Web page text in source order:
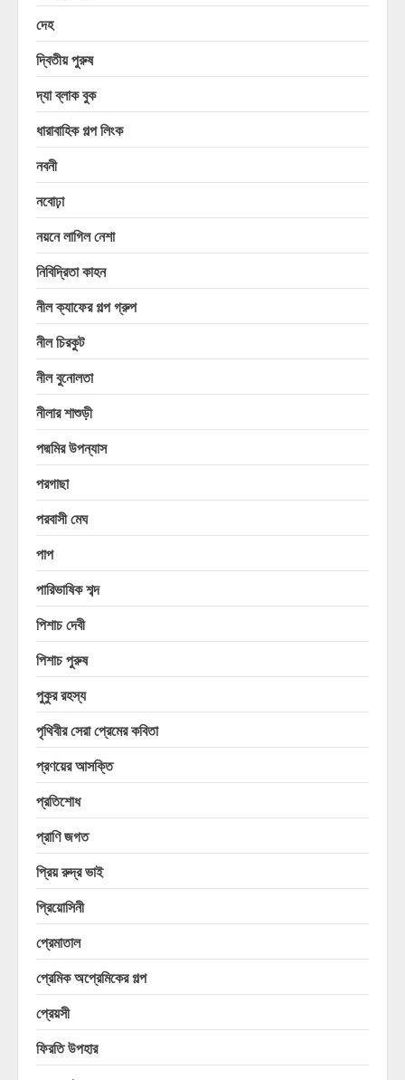
দেহ
দ্বিতীয় পুরুষ
দ্যা ব্লাক বুক
ধারাবাহিক গল্প লিংক
নবনী
নবোঢ়া
নয়নে লাগিল নেশা
নিবিদ্রিতা কাহন
নীল ক্যাফের গল্প গ্রুপ
নীল চিরকুট
নীল বুনোলতা
নীলার শাশুড়ী
পদ্মমির উপন্যাস
পরগাছা
পরবাসী মেঘ
পাপ
পারিভাষিক শব্দ
পিশাচ দেবী
পিশাচ পুরুষ
পুকুর রহস্য
পৃথিবীর সেরা প্রেমের কবিতা
প্রণয়ের আসক্তি
প্রতিশোধ
প্রাণি জগত
প্রিয় রুদ্র ভাই
প্রিয়োসিনী
প্রেমাতাল
প্রেমিক অপ্রেমিকের গল্প
প্রেয়সী
ফিরতি উপহার